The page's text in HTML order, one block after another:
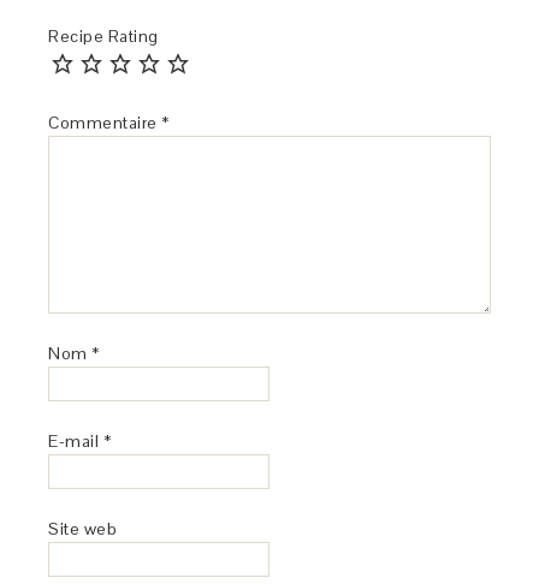
Recipe Rating
Commentaire *
Nom *
E-mail *
Site web